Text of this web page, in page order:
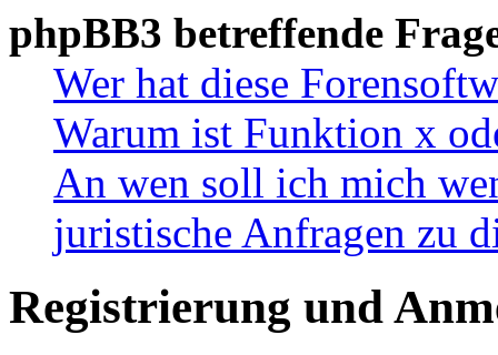
phpBB3 betreffende
Wer hat diese
Warum ist Funktion x
An wen soll ich mich
juristische Anfragen zu
Registrierung und